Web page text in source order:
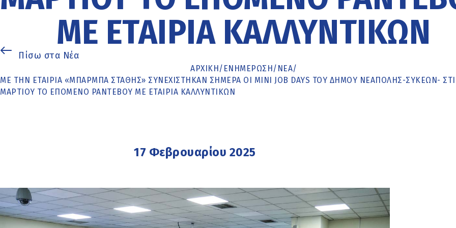
ΜΕ ΕΤΑΙΡΊΑ ΚΑΛΛΥΝΤΙΚΏΝ
Πίσω στα Νέα
ΑΡΧΙΚΉ/ ΕΝΗΜΈΡΩΣΗ/ ΝΕΑ/
ΜΕ ΤΗΝ ΕΤΑΙΡΊΑ «ΜΠΆΡΜΠΑ ΣΤΆΘΗΣ» ΣΥΝΕΧΊΣΤΗΚΑΝ ΣΉΜΕΡΑ ΟΙ MINI JOB DAYS ΤΟΥ ΔΉΜΟΥ ΝΕΆΠΟΛΗΣ-ΣΥΚΕΏΝ-
ΜΑΡΤΊΟΥ ΤΟ ΕΠΌΜΕΝΟ ΡΑΝΤΕΒΟΎ ΜΕ ΕΤΑΙΡΊΑ ΚΑΛΛΥΝΤΙΚΏΝ
17 Φεβρουαρίου 2025